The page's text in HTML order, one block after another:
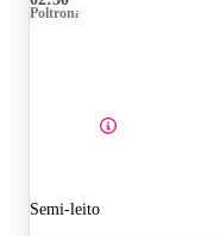
Poltrona
Semi-leito